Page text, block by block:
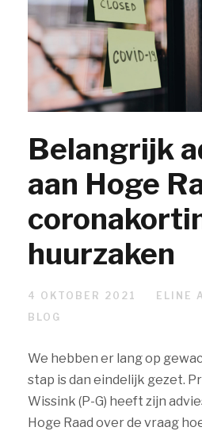
Belangrijk
aan Hoge
huurzaken
4 OKTOBER 2021
ELINE
BLOG
We hebben er lang op
stap is dan eindelijk gezet.
Wissink (P-G) heeft zijn
Hoge Raad over de vraag